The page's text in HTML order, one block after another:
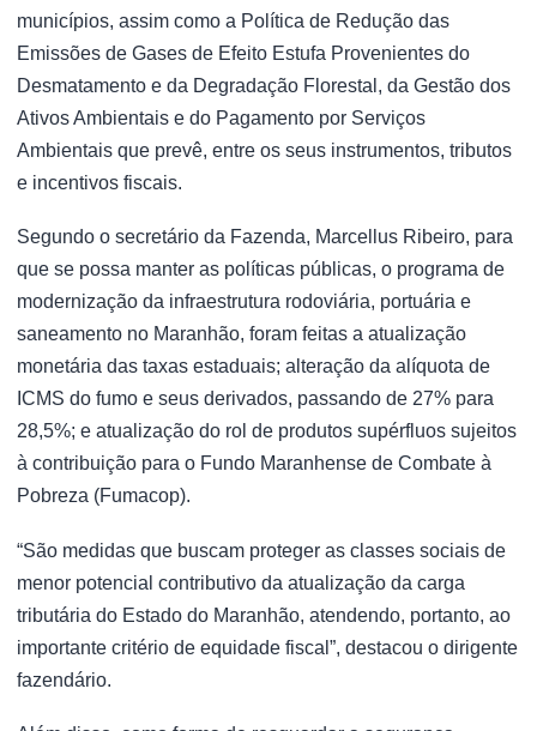
municípios, assim como a Política de Redução das
Emissões de Gases de Efeito Estufa Provenientes do
Desmatamento e da Degradação Florestal, da Gestão dos
Ativos Ambientais e do Pagamento por Serviços
Ambientais que prevê, entre os seus instrumentos, tributos
e incentivos fiscais.
Segundo o secretário da Fazenda, Marcellus Ribeiro, para
que se possa manter as políticas públicas, o programa de
modernização da infraestrutura rodoviária, portuária e
saneamento no Maranhão, foram feitas a atualização
monetária das taxas estaduais; alteração da alíquota de
ICMS do fumo e seus derivados, passando de 27% para
28,5%; e atualização do rol de produtos supérfluos sujeitos
à contribuição para o Fundo Maranhense de Combate à
Pobreza (Fumacop).
“São medidas que buscam proteger as classes sociais de
menor potencial contributivo da atualização da carga
tributária do Estado do Maranhão, atendendo, portanto, ao
importante critério de equidade fiscal”, destacou o dirigente
fazendário.